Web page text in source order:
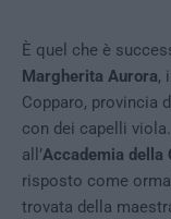
È quel che è
Margherita Aurora,
Copparo, provincia
con dei capelli
all’Accademia della
risposto come
trovata della